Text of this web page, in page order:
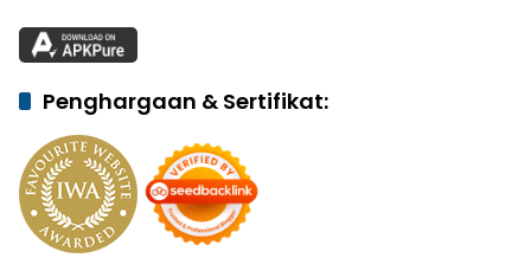
Penghargaan & Sertifikat: